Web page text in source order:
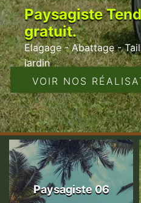
Paysagiste
gratuit.
Elagage - Abattage -
jardin
VOIR NOS
Paysagiste 06